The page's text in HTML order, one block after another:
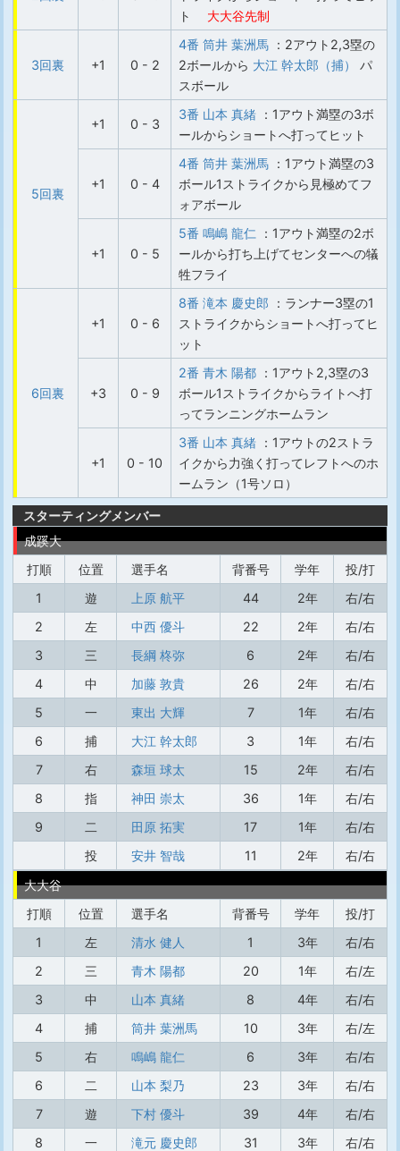
ト
大大谷先制
3回裏 +1 0 - 2
4番 筒井 葉洲馬 ：2アウト2,3塁の
2ボールから 大江 幹太郎（捕）
パ
スボール
5回裏
+1 0 - 3
3番 山本 真緒 ：1アウト満塁の3ボ
ールからショートへ打ってヒット
+1 0 - 4
4番 筒井 葉洲馬 ：1アウト満塁の3
ボール1ストライクから見極めてフ
ォアボール
+1 0 - 5
5番 鳴嶋 龍仁 ：1アウト満塁の2ボ
ールから打ち上げてセンターへの犠
牲フライ
6回裏
+1 0 - 6
8番 滝本 慶史郎 ：ランナー3塁の1
ストライクからショートへ打ってヒ
ット
+3 0 - 9
2番 青木 陽都 ：1アウト2,3塁の3
ボール1ストライクからライトへ打
ってランニングホームラン
+1 0 - 10
3番 山本 真緒 ：1アウトの2ストラ
イクから力強く打ってレフトへのホ
ームラン（1号ソロ）
スターティングメンバー
成蹊大
打順
位置 選手名 背番号 学年
投/打
1
遊 上原 航平 44 2年
右/右
2
左 中西 優斗 22 2年
右/右
3
三 長綱 柊弥 6 2年
右/右
4
中 加藤 敦貴 26 2年
右/右
5
一 東出 大輝 7 1年
右/右
6
捕 大江 幹太郎 3 1年
右/右
7
右 森垣 球太 15 2年
右/右
8
指 神田 崇太 36 1年
右/右
9
二 田原 拓実 17 1年
右/右
投
安井 智哉 11 2年
右/右
大大谷
打順
位置 選手名 背番号 学年
投/打
1
左 清水 健人 1 3年
右/右
2
三 青木 陽都 20 1年
右/左
3
中 山本 真緒 8 4年
右/右
4
捕 筒井 葉洲馬 10 3年
右/左
5
右 鳴嶋 龍仁 6 3年
右/右
6
二 山本 梨乃 23 3年
右/右
7
遊 下村 優斗 39 4年
右/右
8
一 滝元 慶史郎 31 3年
右/右